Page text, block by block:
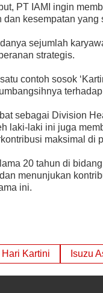
PT IAMI ingin
kesempatan
sejumlah
strategis.
contoh sosok
sebagai Division
laki-laki ini juga
maksimal di
20 tahun di
menunjukan
ini.
Hari Kartini Isuzu